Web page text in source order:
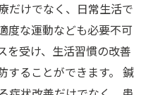
だけでなく、日常生活で
度な運動なども必要不可
を受け、生活習慣の改善
することができます。 鍼